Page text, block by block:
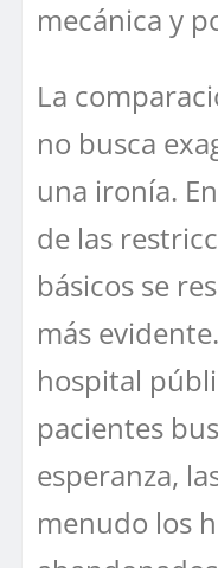
mecánica y
La
no busca
una ironía.
de las
básicos se
más
hospital
pacientes
esperanza,
menudo los